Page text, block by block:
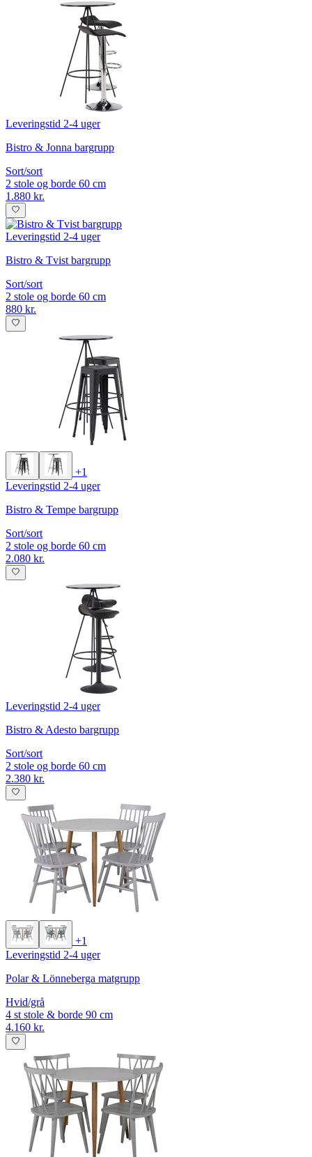
Leveringstid 2-4 uger
Bistro & Jonna bargrupp
Sort/sort
2 stole og borde 60 cm
1.880 kr.
Leveringstid 2-4 uger
Bistro & Tvist bargrupp
Sort/sort
2 stole og borde 60 cm
880 kr.
+1
Leveringstid 2-4 uger
Bistro & Tempe bargrupp
Sort/sort
2 stole og borde 60 cm
2.080 kr.
Leveringstid 2-4 uger
Bistro & Adesto bargrupp
Sort/sort
2 stole og borde 60 cm
2.380 kr.
+1
Leveringstid 2-4 uger
Polar & Lönneberga matgrupp
Hvid/grå
4 st stole & borde 90 cm
4.160 kr.